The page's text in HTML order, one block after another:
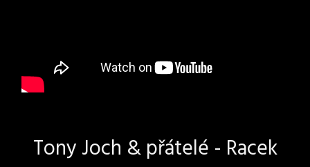
Tony Joch & přátelé - Racek